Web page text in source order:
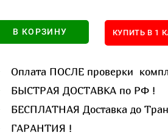
В КОРЗИНУ
Оплата ПОСЛЕ проверки
БЫСТРАЯ ДОСТАВКА по РФ !
БЕСПЛАТНАЯ Доставка до
ГАРАНТИЯ !